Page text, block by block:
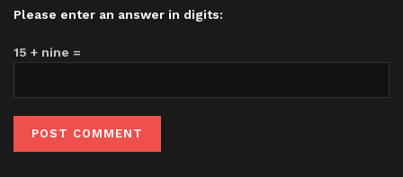
Please enter an answer in digits:
15 + nine =